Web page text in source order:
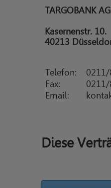
TARGOBANK
Kasernenstr. 10.
40213
Telefon:
Fax:
Email:
Diese